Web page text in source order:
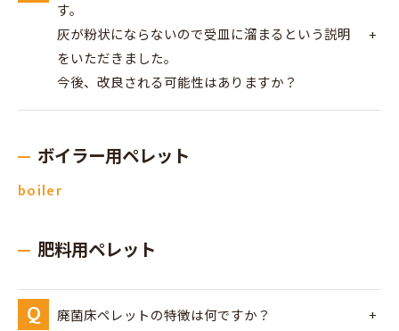
す。
灰が粉状にならないので受皿に溜まるという説明
をいただきました。
今後、改良される可能性はありますか？
ボイラー用ペレット
boiler
肥料用ペレット
廃菌床ペレットの特徴は何ですか？